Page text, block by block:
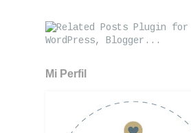
Mi Perfil